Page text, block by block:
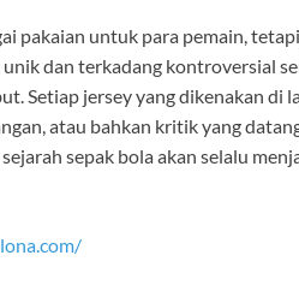
pakaian untuk para pemain,
dan terkadang kontroversial
Setiap jersey yang dikenakan di
atau bahkan kritik yang
sepak bola akan selalu